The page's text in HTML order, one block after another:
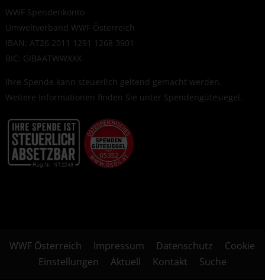
WWF Spendenkonto
Umweltverband WWF Österreich
IBAN: AT26 2011 1291 1268 3901
BIC: GIBAATWWXXX
Ihre Spende kann steuerlich geltend gemacht werden.
Weitere Informationen finden Sie unter Spendengütesiegel
WWF Österreich Impressum Datenschutz
Cookie
Einstellungen
Aktuell Kontakt Suche